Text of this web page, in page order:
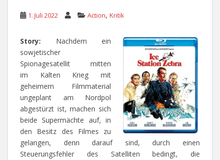
1. Juli 2022 Action, Kritik
Story: Nachdem ein
sowjetischer
Spionagesatellit mitten
im Kalten Krieg mit
geheimem Filmmaterial
ungeplant am Nordpol
abgestürzt ist, machen sich
beide Supermächte auf, in
den Besitz des Filmes zu
gelangen, denn darauf sind, durch einen
Steuerungsfehler des Satelliten bedingt, die